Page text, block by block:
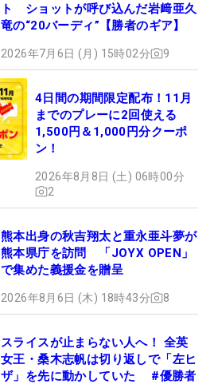
ト ショットが呼び込んだ岩﨑亜久
竜の“20バーディ”【勝者のギア】
2026年7月6日 (月) 15時02分 9
4日間の期間限定配布！11月
までのプレーに2回使える
1,500円＆1,000円分クーポ
ン！
2026年8月8日 (土) 06時00分
2
熊本出身の秋吉翔太と重永亜斗夢が
熊本県庁を訪問 「JOYX OPEN」
で集めた義援金を贈呈
2026年8月6日 (木) 18時43分 8
スライスが止まらない人へ！ 全英
女王・桑木志帆は切り返しで「左ヒ
ザ」を先に動かしていた #優勝者